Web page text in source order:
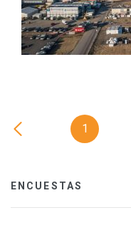
1
ENCUESTAS